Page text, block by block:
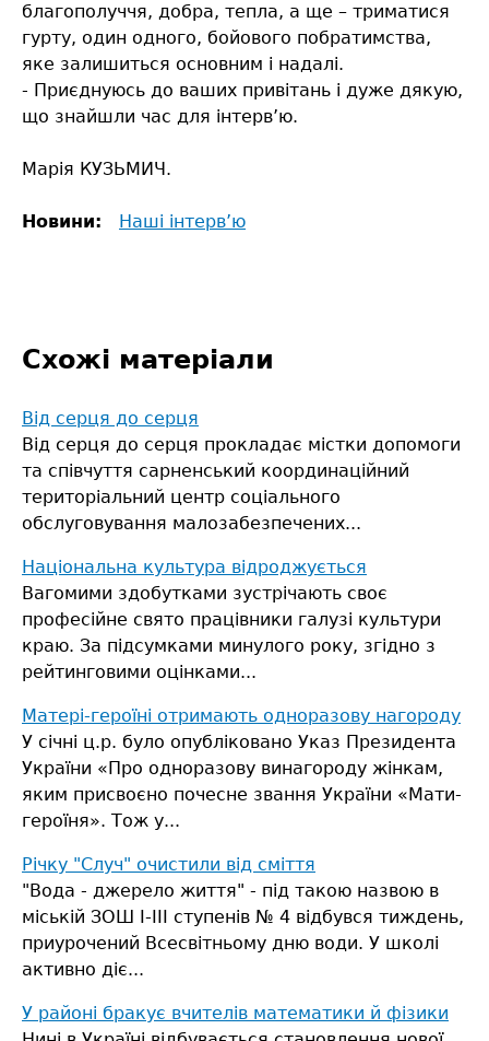
благополуччя, добра, тепла, а ще – триматися
гурту, один одного, бойового побратимства,
яке залишиться основним і надалі.
- Приєднуюсь до ваших привітань і дуже дякую,
що знайшли час для інтерв’ю.
Марія КУЗЬМИЧ.
Новини: Наші інтерв’ю
Схожі матеріали
Від серця до серця
Від серця до серця прокладає містки допомоги
та співчуття сарненський координаційний
територіальний центр соціального
обслуговування малозабезпечених...
Національна культура відроджується
Вагомими здобутками зустрічають своє
професійне свято працівники галузі культури
краю. За підсумками минулого року, згідно з
рейтинговими оцінками...
Матері-героїні отримають одноразову нагороду
У січні ц.р. було опубліковано Указ Президента
України «Про одноразову винагороду жінкам,
яким присвоєно почесне звання України «Мати-
героїня». Тож у...
Річку "Случ" очистили від сміття
"Вода - джерело життя" - під такою назвою в
міській ЗОШ І-ІІІ ступенів № 4 відбувся тиждень,
приурочений Всесвітньому дню води. У школі
активно діє...
У районі бракує вчителів математики й фізики